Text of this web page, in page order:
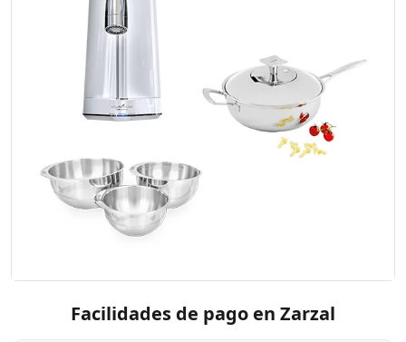
Facilidades de pago en Zarzal